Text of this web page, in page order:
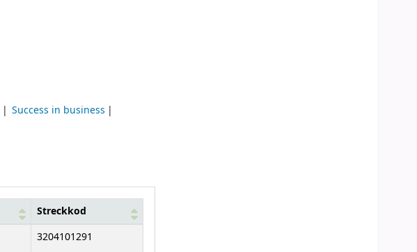
Success in business
Streckkod
3204101291